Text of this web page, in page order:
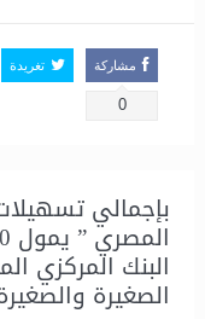
مشاركة
0
تغريدة
البنك المركزي
الصغيرة